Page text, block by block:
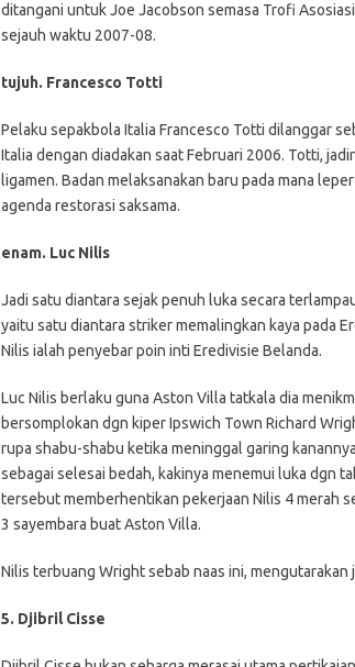
ditangani untuk Joe Jacobson semasa Trofi
sejauh waktu 2007-08.
tujuh. Francesco Totti
Pelaku sepakbola Italia Francesco Totti dilanggar
Italia dengan diadakan saat Februari 2006. Totti,
ligamen. Badan melaksanakan baru pada mana
agenda restorasi saksama.
enam. Luc Nilis
Jadi satu diantara sejak penuh luka secara
yaitu satu diantara striker memalingkan kaya pada
Nilis ialah penyebar poin inti Eredivisie Belanda.
Luc Nilis berlaku guna Aston Villa tatkala dia
bersomplokan dgn kiper Ipswich Town Richard
rupa shabu-shabu ketika meninggal garing
sebagai selesai bedah, kakinya menemui luka dgn
tersebut memberhentikan pekerjaan Nilis 4 merah
3 sayembara buat Aston Villa.
Nilis terbuang Wright sebab naas ini, mengutarakan
5. Djibril Cisse